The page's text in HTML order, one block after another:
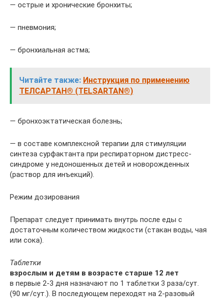
— острые и хронические бронхиты;
— пневмония;
— бронхиальная астма;
Читайте также: Инструкция по применению
ТЕЛСАРТАН® (TELSARTAN®)
— бронхоэктатическая болезнь;
— в составе комплексной терапии для стимуляции
синтеза сурфактанта при респираторном дистресс-
синдроме у недоношенных детей и новорожденных
(раствор для инъекций).
Режим дозирования
Препарат следует принимать внутрь после еды с
достаточным количеством жидкости (стакан воды, чая
или сока).
Таблетки
взрослым и детям в возрасте старше 12 лет
в первые 2-3 дня назначают по 1 таблетки 3 раза/сут.
(90 мг/сут.). В последующем переходят на 2-разовый